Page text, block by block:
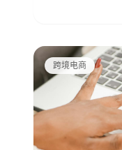
跨境电商